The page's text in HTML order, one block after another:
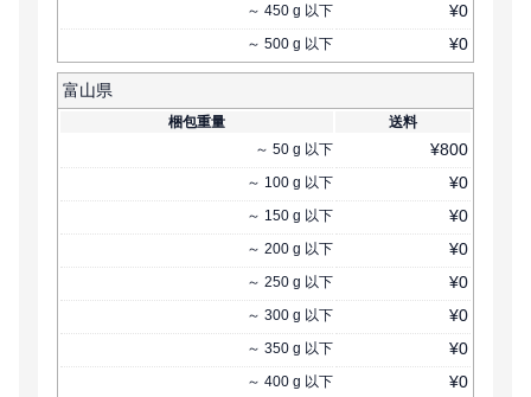
～ 450 g 以下 ¥0
～ 500 g 以下 ¥0
富山県
梱包重量
送料
～ 50 g 以下 ¥800
～ 100 g 以下 ¥0
～ 150 g 以下 ¥0
～ 200 g 以下 ¥0
～ 250 g 以下 ¥0
～ 300 g 以下 ¥0
～ 350 g 以下 ¥0
～ 400 g 以下 ¥0